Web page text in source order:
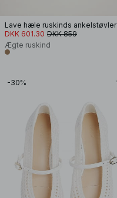
Lave hæle ruskinds ankelstøvler
DKK 601.30 DKK 859
Ægte ruskind
-30%